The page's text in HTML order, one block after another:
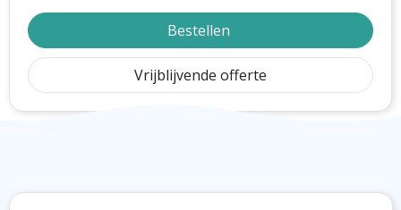
Bestellen
Vrijblijvende offerte